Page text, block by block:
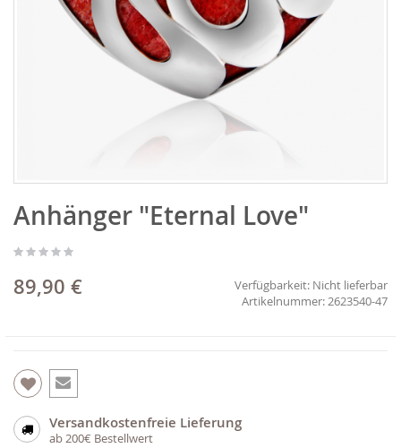
Anfang
der
springen
Anhänger "Eternal Love"
89,90 € Verfügbarkeit: Nicht lieferbar
2623540-47
Versandkostenfreie Lieferung
ab 200€ Bestellwert